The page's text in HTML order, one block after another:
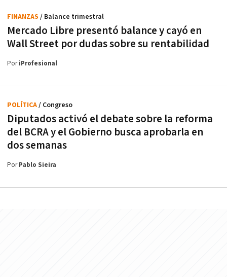
Mercado Libre presentó balance y cayó en
Wall Street por dudas sobre su rentabilidad
FINANZAS / Balance trimestral
PoriProfesional
Diputados activó el debate sobre la reforma
del BCRA y el Gobierno busca aprobarla en
dos semanas
POLÍTICA/ Congreso
PorPablo Sieira